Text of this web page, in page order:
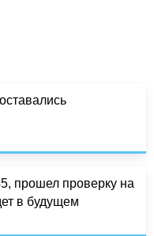
прошел проверку на
в будущем